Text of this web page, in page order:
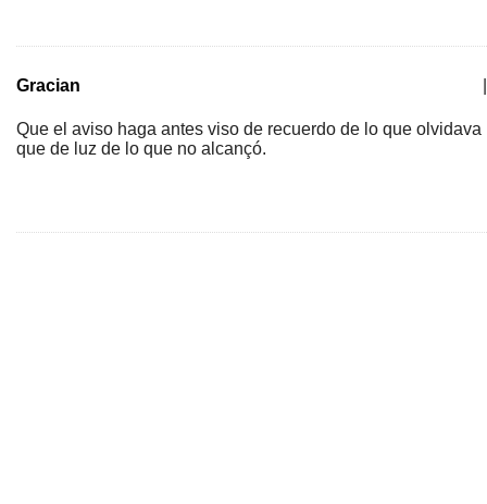
Gracian
Que el aviso haga antes viso de recuerdo de lo que olvidava
que de luz de lo que no alcançó.